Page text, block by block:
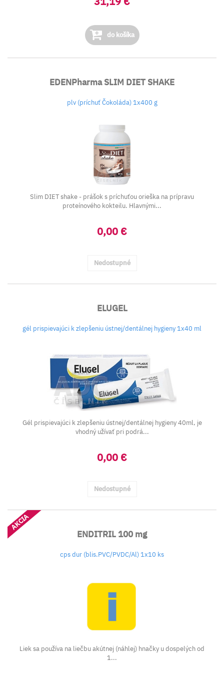
do košíka
EDENPharma SLIM DIET SHAKE
plv (príchuť Čokoláda) 1x400 g
Slim DIET shake - prášok s príchuťou orieška na prípravu
proteínového kokteilu. Hlavnými...
0,00 €
Nedostupné
ELUGEL
gél prispievajúci k zlepšeniu ústnej/dentálnej hygieny 1x40 ml
Gél prispievajúci k zlepšeniu ústnej/dentálnej hygieny 40ml, je
vhodný užívať pri podrá...
0,00 €
Nedostupné
ENDITRIL 100 mg
cps dur (blis.PVC/PVDC/Al) 1x10 ks
AKCIA
Liek sa používa na liečbu akútnej (náhlej) hnačky u dospelých od
1...